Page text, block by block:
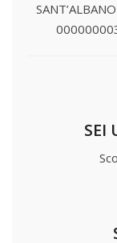
SEI